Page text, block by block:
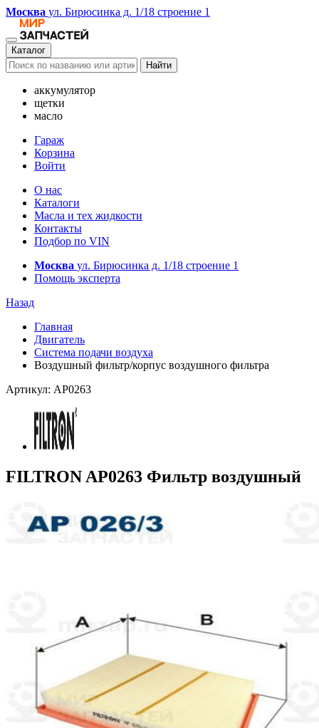
Москва ул. Бирюсинка д. 1/18 строение 1
Каталог
Найти
аккумулятор
щетки
масло
Гараж
Корзина
Войти
О нас
Каталоги
Масла и тех жидкости
Контакты
Подбор по VIN
Москва ул. Бирюсинка д. 1/18 строение 1
Помощь эксперта
Назад
Главная
Двигатель
Система подачи воздуха
Воздушный фильтр/корпус воздушного фильтра
Артикул: AP0263
FILTRON AP0263 Фильтр воздушный